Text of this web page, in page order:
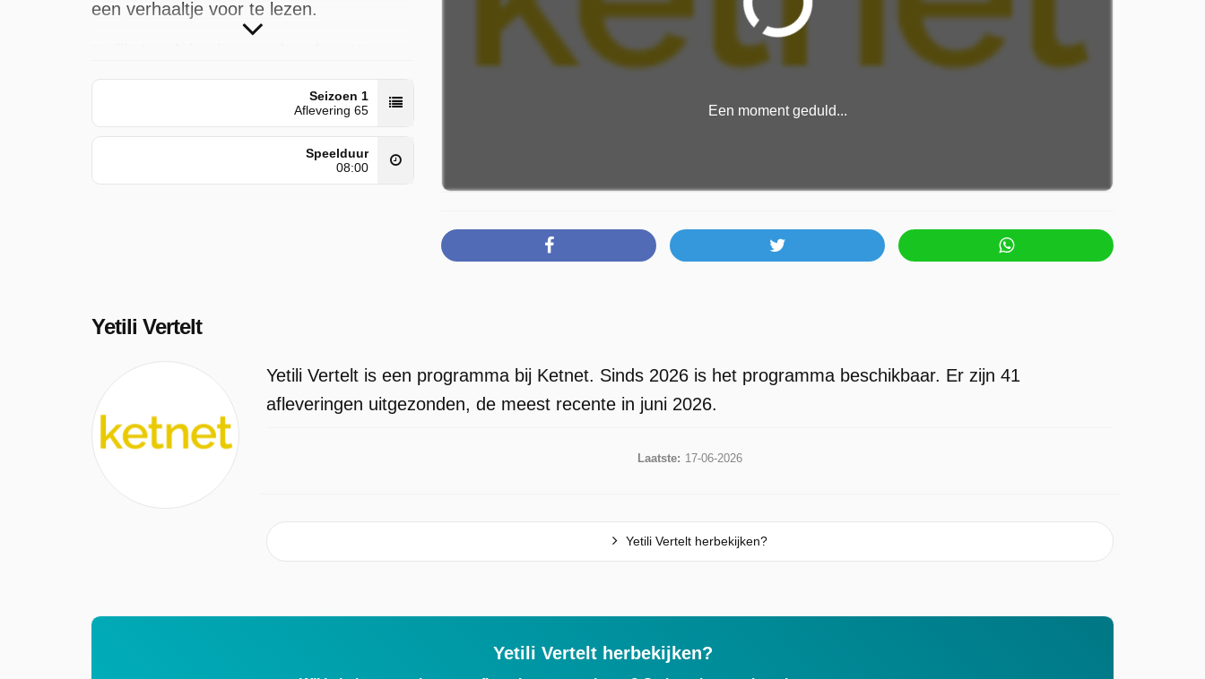
een verhaaltje voor te lezen.
op donderdag 11 juni 2026 om 11:32
uur. Deze aflevering is voor het eerst
geplaatst op donderdag 23 april 2026.
Seizoen 1
Aflevering 65
Speelduur
08:00
Een moment geduld...
Yetili Vertelt
Yetili Vertelt is een programma bij Ketnet. Sinds 2026 is het programma beschikbaar. Er zijn 41
afleveringen uitgezonden, de meest recente in juni 2026.
Laatste: 17-06-2026
Yetili Vertelt herbekijken?
Yetili Vertelt herbekijken?